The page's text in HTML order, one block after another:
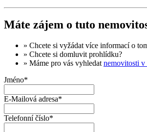
Máte zájem o tuto
» Chcete si vyžádat více informacío
» Chcete si domluvit prohlídku?
» Máme pro vás vyhledat nemovitosti v
Jméno*
E-Mailová adresa*
Telefonní číslo*